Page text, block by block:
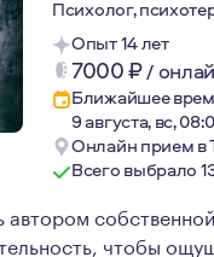
Психолог,
Опыт 14 лет
7000₽/
Ближайшее
9 августа, вс,
Онлайн прием в
Всего выбрало
автором
чтобы